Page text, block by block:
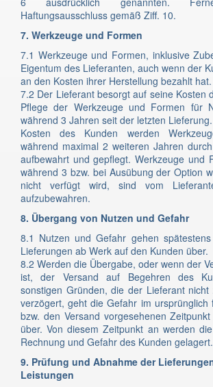
Haftungsausschluss gemäß Ziff. 10.
7. Werkzeuge und Formen
7.1 Werkzeuge und Formen, inklusive
Eigentum des Lieferanten, auch wenn der
an den Kosten ihrer Herstellung bezahlt hat.
7.2 Der Lieferant besorgt auf seine Kosten
Pflege der Werkzeuge und Formen für
während 3 Jahren seit der letzten
Kosten des Kunden werden
während maximal 2 weiteren Jahren
aufbewahrt und gepflegt. Werkzeuge und
während 3 bzw. bei Ausübung der Option
nicht verfügt wird, sind vom
aufzubewahren.
8. Übergang von Nutzen und Gefahr
8.1 Nutzen und Gefahr gehen
Lieferungen ab Werk auf den Kunden über.
8.2 Werden die Übergabe, oder wenn der
ist, der Versand auf Begehren des
sonstigen Gründen, die der Lieferant
verzögert, geht die Gefahr im ursprünglich
bzw. den Versand vorgesehenen
über. Von diesem Zeitpunkt an werden
Rechnung und Gefahr des Kunden gelagert.
9. Prüfung und Abnahme der
Leistungen